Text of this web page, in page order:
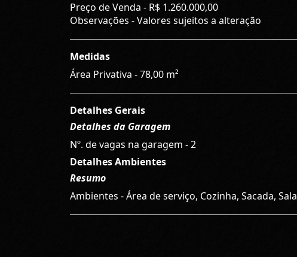
Preço de Venda - R$ 1.260.000,00
Observações - Valores sujeitos a alteração
Medidas
Área Privativa - 78,00 m²
Detalhes Gerais
Detalhes da Garagem
Nº. de vagas na garagem - 2
Detalhes Ambientes
Resumo
Ambientes - Área de serviço, Cozinha, Sacada, Sala